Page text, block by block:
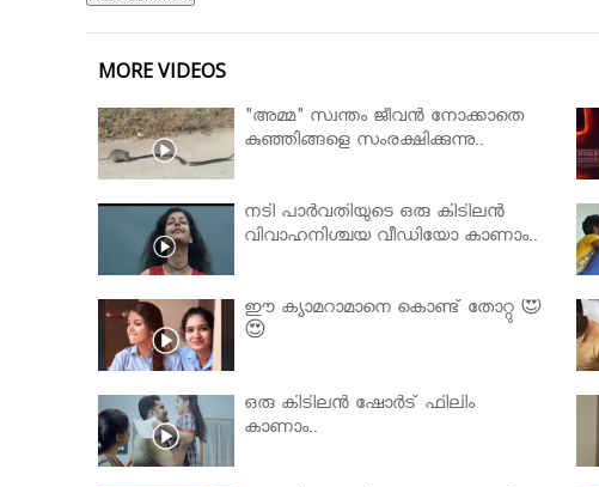
MORE VIDEOS
"അമ്മ" സ്വന്തം ജീവൻ നോക്കാതെ
കുഞ്ഞിങ്ങളെ സംരക്ഷിക്കുന്നു..
നടി പാർവതിയുടെ ഒരു കിടിലൻ
വിവാഹനിശ്ചയ വീഡിയോ കാണാം..
ഈ ക്യാമറാമാനെ കൊണ്ട് തോറ്റു 😍
😍
ഒരു കിടിലൻ ഷോർട് ഫിലിം
കാണാം..